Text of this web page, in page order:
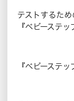
テストするため
『ベビーステ
『ベビーステッ